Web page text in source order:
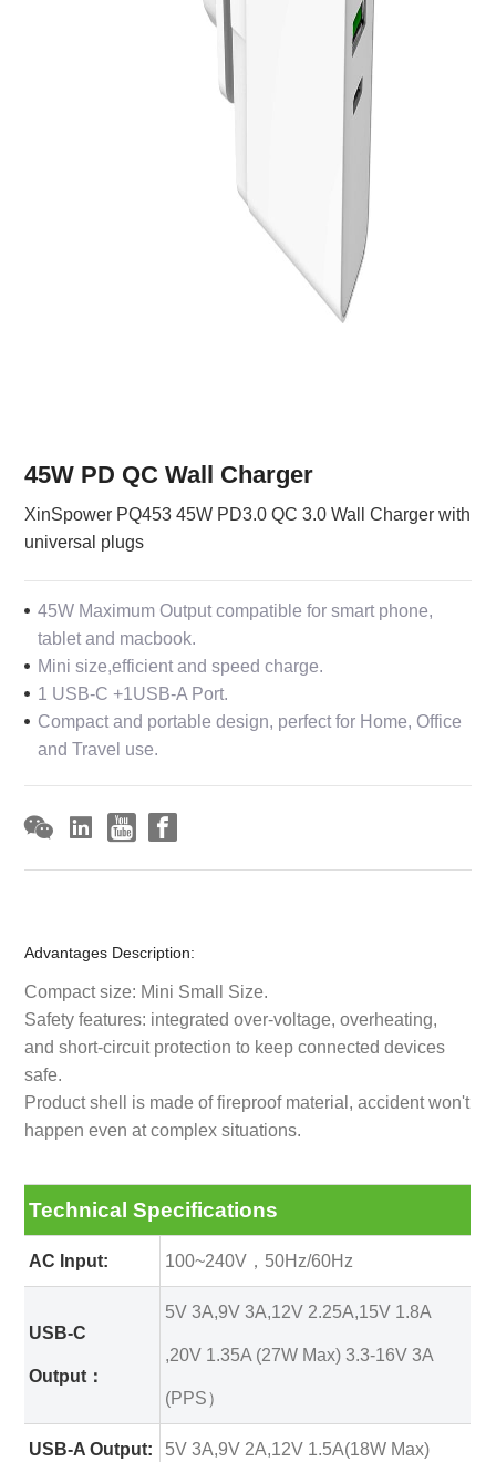
45W PD QC Wall Charger
XinSpower PQ453 45W PD3.0 QC 3.0 Wall Charger with
universal plugs
45W Maximum Output compatible for smart phone,
tablet and macbook.
Mini size,efficient and speed charge.
1 USB-C +1USB-A Port.
Compact and portable design, perfect for Home, Office
and Travel use.
Advantages Description:
Compact size: Mini Small Size.
Safety features: integrated over-voltage, overheating,
and short-circuit protection to keep connected devices
safe.
Product shell is made of fireproof material, accident won't
happen even at complex situations.
Technical Specifications
AC Input: 100~240V，50Hz/60Hz
USB-C
Output：
5V 3A,9V 3A,12V 2.25A,15V 1.8A
,20V 1.35A (27W Max) 3.3-16V 3A
(PPS）
USB-A Output: 5V 3A,9V 2A,12V 1.5A(18W Max)